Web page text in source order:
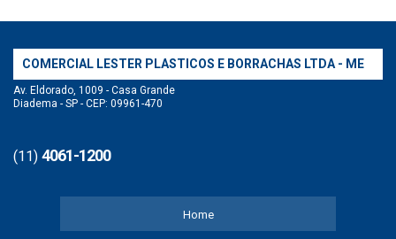
COMERCIAL LESTER PLASTICOS E BORRACHAS LTDA - ME
Av. Eldorado, 1009 - Casa Grande
Diadema - SP - CEP: 09961-470
(11) 4061-1200
Home